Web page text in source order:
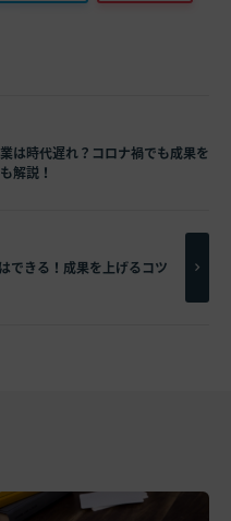
は時代遅れ？コロナ禍でも成果を
解説！
できる！成果を上げるコツ